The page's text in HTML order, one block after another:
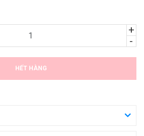
+
-
HẾT HÀNG